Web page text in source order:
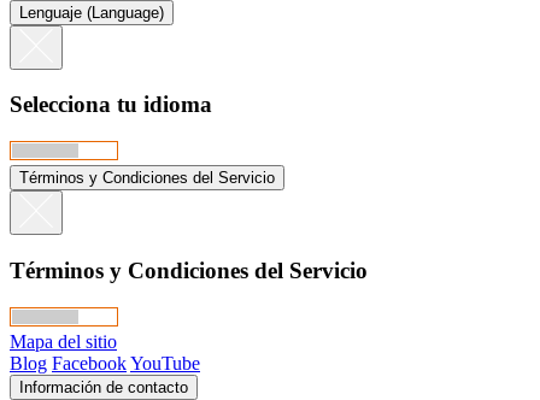
Lenguaje (Language)
Selecciona tu idioma
Términos y Condiciones del Servicio
Términos y Condiciones del Servicio
Mapa del sitio
Blog FacebookYouTube
Información de contacto